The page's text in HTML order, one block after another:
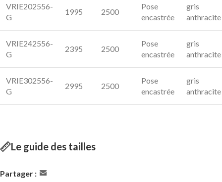
VRIE202556-
G
1995 2500
Pose
encastrée
gris
anthracite
VRIE242556-
G
2395 2500
Pose
encastrée
gris
anthracite
VRIE302556-
G
2995 2500
Pose
encastrée
gris
anthracite
Le guide des tailles
Partager :